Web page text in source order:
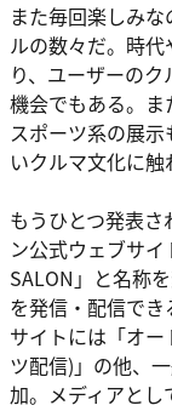
また毎回楽しみ
ルの数々だ。時
り、ユーザーの
機会でもある。
スポーツ系の展
いクルマ文化に触
もうひとつ発表
ン公式ウェブサ
SALON」と名称
を発信・配信で
サイトには「オー
ツ配信)」の他、
加。メディアとし